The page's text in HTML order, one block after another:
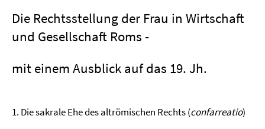
Die Rechtsstellung der Frau in Wirtschaft
und Gesellschaft Roms -
mit einem Ausblick auf das 19. Jh.
1. Die sakrale Ehe des altrömischen Rechts (confarreatio)